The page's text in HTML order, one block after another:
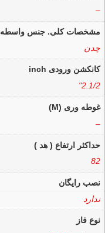
–
مشخصات کلی. جنس واسطه
چدن
کانکشن ورودی inch
2.1/2"
غوطه وری (M)
–
حداکثر ارتفاع ( هد )
82
نصب رایگان
ندارد
نوع فاز